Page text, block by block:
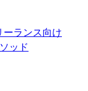
ーランス向け
ッド